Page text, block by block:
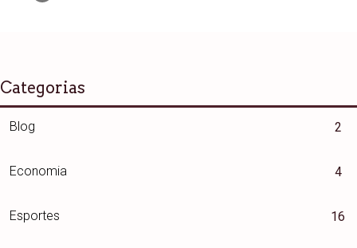
Categorias
Blog 2
Economia 4
Esportes 16